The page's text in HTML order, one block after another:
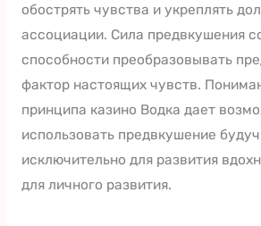
обострять чувства и укреплять
ассоциации. Сила предвкушения
способности преобразовывать
фактор настоящих чувств.
принципа казино Водка дает
использовать предвкушение
исключительно для развития
для личного развития.